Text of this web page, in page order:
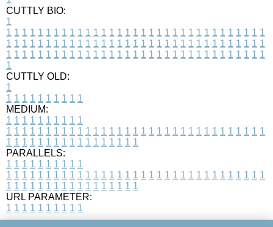
CUTTLY BIO:
1
1 1 1 1 1 1 1 1 1 1 1 1 1 1 1 1 1 1 1 1 1 1 1 1 1 1 1 1 1 1 1 1 1
1 1 1 1 1 1 1 1 1 1 1 1 1 1 1 1 1 1 1 1 1 1 1 1 1 1 1 1 1 1 1 1 1
1 1 1 1 1 1 1 1 1 1 1 1 1 1 1 1 1 1 1 1 1 1 1 1 1 1 1 1 1 1 1 1 1
1
CUTTLY OLD:
1
1 1 1 1 1 1 1 1 1 1
MEDIUM:
1 1 1 1 1 1 1 1 1 1
1 1 1 1 1 1 1 1 1 1 1 1 1 1 1 1 1 1 1 1 1 1 1 1 1 1 1 1 1 1 1 1 1
1 1 1 1 1 1 1 1 1 1 1 1 1 1 1 1 1
PARALLELS:
1 1 1 1 1 1 1 1 1 1
1 1 1 1 1 1 1 1 1 1 1 1 1 1 1 1 1 1 1 1 1 1 1 1 1 1 1 1 1 1 1 1 1
1 1 1 1 1 1 1 1 1 1 1 1 1 1 1 1 1
URL PARAMETER:
1 1 1 1 1 1 1 1 1 1